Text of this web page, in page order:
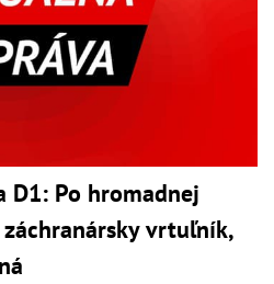
D1: Po hromadnej
vrtuľník,